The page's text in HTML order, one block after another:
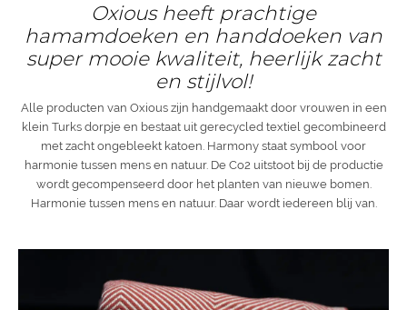
Oxious heeft prachtige
hamamdoeken en handdoeken van
super mooie kwaliteit, heerlijk zacht
en stijlvol!
Alle producten van Oxious zijn handgemaakt door vrouwen in een
klein Turks dorpje en bestaat uit gerecycled textiel gecombineerd
met zacht ongebleekt katoen. Harmony staat symbool voor
harmonie tussen mens en natuur. De Co2 uitstoot bij de productie
wordt gecompenseerd door het planten van nieuwe bomen.
Harmonie tussen mens en natuur. Daar wordt iedereen blij van.